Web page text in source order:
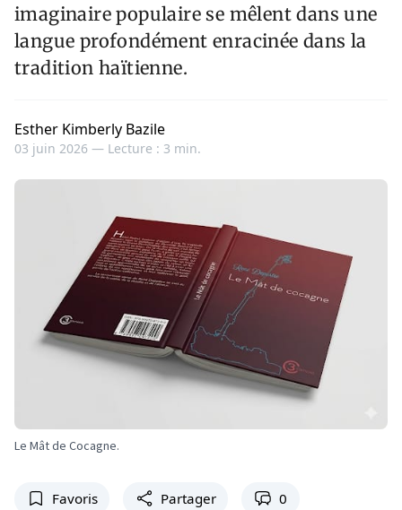
imaginaire populaire se mêlent dans une
langue profondément enracinée dans la
tradition haïtienne.
Esther Kimberly Bazile
03 juin 2026 — Lecture : 3 min.
Le Mât de Cocagne.
Favoris Partager 0